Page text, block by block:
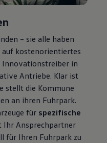
– sie alle haben
auf kostenorientiertes
Innovationstreiber in
Antriebe. Klar ist
stellt die Kommune
an ihren Fuhrpark.
für spezifische
Ansprechpartner
für Ihren Fuhrpark zu